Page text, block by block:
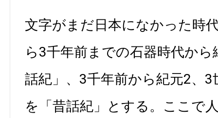
文字がまだ日本になかった時
ら3千年前までの石器時代か
話紀」、3千年前から紀元2、
を「昔話紀」とする。ここで